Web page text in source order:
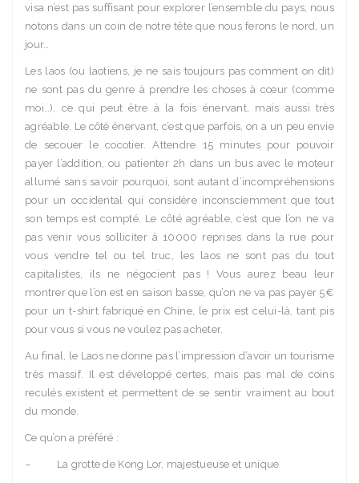
visa n’est pas suffisant pour explorer l’ensemble du pays, nous
notons dans un coin de notre tête que nous ferons le nord, un
jour…
Les laos (ou laotiens, je ne sais toujours pas comment on dit)
ne sont pas du genre à prendre les choses à cœur (comme
moi…), ce qui peut être à la fois énervant, mais aussi très
agréable. Le côté énervant, c’est que parfois, on a un peu envie
de secouer le cocotier. Attendre 15 minutes pour pouvoir
payer l’addition, ou patienter 2h dans un bus avec le moteur
allumé sans savoir pourquoi, sont autant d’incompréhensions
pour un occidental qui considère inconsciemment que tout
son temps est compté. Le côté agréable, c’est que l’on ne va
pas venir vous solliciter à 10000 reprises dans la rue pour
vous vendre tel ou tel truc, les laos ne sont pas du tout
capitalistes, ils ne négocient pas ! Vous aurez beau leur
montrer que l’on est en saison basse, qu’on ne va pas payer 5€
pour un t-shirt fabriqué en Chine, le prix est celui-là, tant pis
pour vous si vous ne voulez pas acheter.
Au final, le Laos ne donne pas l’impression d’avoir un tourisme
très massif. Il est développé certes, mais pas mal de coins
reculés existent et permettent de se sentir vraiment au bout
du monde.
Ce qu’on a préféré :
– La grotte de Kong Lor, majestueuse et unique